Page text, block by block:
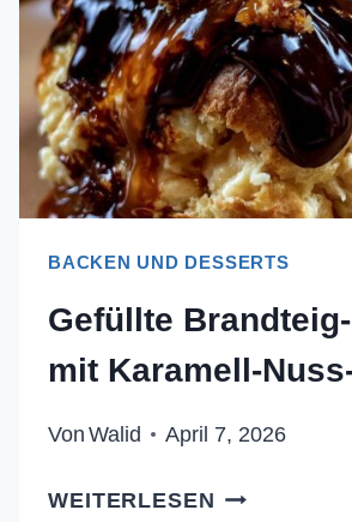
GEGEN
MATSCH
BACKEN UND DESSERTS
Gefüllte
mit Karamell-
Von Walid April 7, 2026
WEITERLESEN GEFÜLLTE